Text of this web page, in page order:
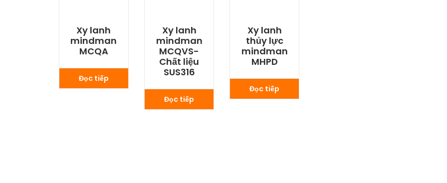
Xy lanh
mindman
MCQA
Đọc tiếp
Xy lanh
mindman
MCQVS-
Chất liệu
SUS316
Đọc tiếp
Xy lanh
thủy lực
mindman
MHPD
Đọc tiếp